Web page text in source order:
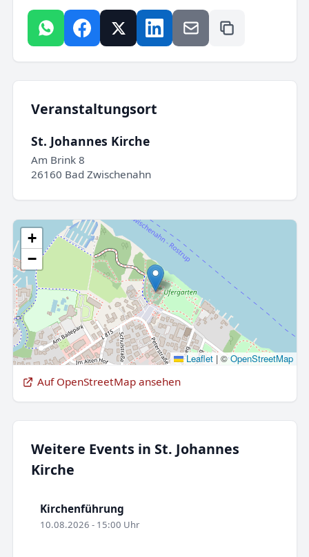
Veranstaltungsort
St. Johannes Kirche
Am Brink 8
26160 Bad Zwischenahn
+
−
Leaflet |©OpenStreetMap
Auf OpenStreetMap ansehen
Weitere Events in St. Johannes
Kirche
Kirchenführung
10.08.2026 - 15:00 Uhr